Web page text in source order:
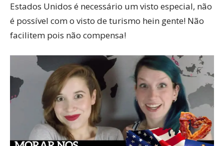
Estados Unidos é necessário um visto especial, não
é possível com o visto de turismo hein gente! Não
facilitem pois não compensa!